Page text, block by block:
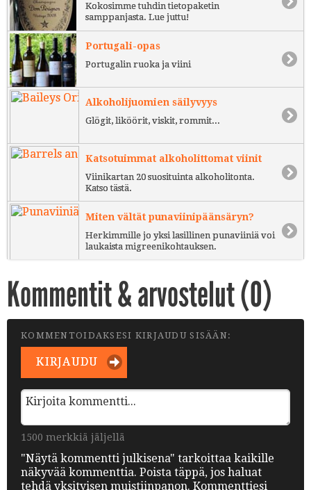
Kokosimme tuhdin tietopaketin
samppanjasta. Lue juttu!
Portugali-opas
Portugalin ruoka ja viini
Alkoholijuomien säilyvyys
Glögit, liköörit, viskit, rommit...
Katsotuimmat alkoholittomat viinit
Viinikartan 20 suosituinta alkoholitonta.
Katso tästä.
Miten vältät punaviinipäänsäryn?
Herkimmille jo yksi lasillinen punaviiniä voi
laukaista migreenikohtauksen.
Kommentit & arvostelut (0)
KOMMENTOIDAKSESI KIRJAUDU SISÄÄN:
KIRJAUDU
1500 merkkiä jäljellä
"Näytä kommentti julkisena" tarkoittaa kaikille
näkyvää kommenttia. Poista täppä, jos haluat
tehdä yksityisen muistiinpanon. Kommenttiesi